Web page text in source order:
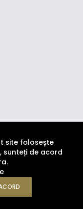
Toate
site folosește
sunteți de acord